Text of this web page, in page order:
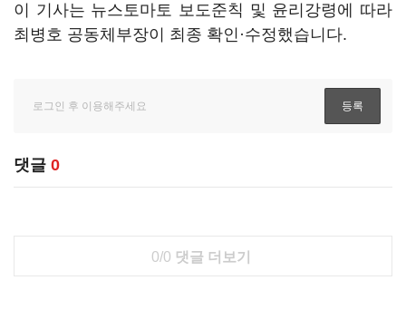
이 기사는 뉴스토마토 보도준칙 및 윤리강령에 따라
최병호 공동체부장이 최종 확인·수정했습니다.
댓글 0
0/0 댓글 더보기